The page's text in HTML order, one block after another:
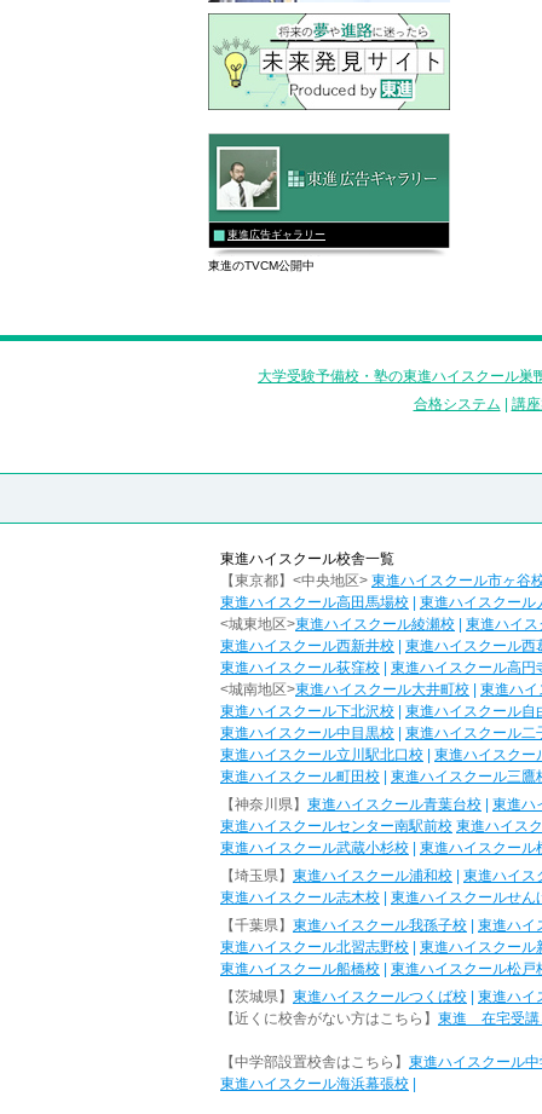
東進広告ギャラリー
東進のTVCM公開中
大学受験予備校・塾の東進ハイスクール巣
合格システム
講
東進ハイスクール校舎一覧
【東京都】<中央地区> 東進ハイスクール市ヶ谷
東進ハイスクール高田馬場校
東進ハイスクール
<城東地区>東進ハイスクール綾瀬校
東進ハイ
東進ハイスクール西新井校
東進ハイスクール西
東進ハイスクール荻窪校
東進ハイスクール高円
<城南地区>東進ハイスクール大井町校
東進ハイ
東進ハイスクール下北沢校
東進ハイスクール自
東進ハイスクール中目黒校
東進ハイスクール二
東進ハイスクール立川駅北口校
東進ハイスクー
東進ハイスクール町田校
東進ハイスクール三鷹
【神奈川県】 東進ハイスクール青葉台校
東進ハ
東進ハイスクールセンター南駅前校 東進ハイス
東進ハイスクール武蔵小杉校
東進ハイスクール
【埼玉県】 東進ハイスクール浦和校
東進ハイス
東進ハイスクール志木校
東進ハイスクールせん
【千葉県】 東進ハイスクール我孫子校
東進ハイ
東進ハイスクール北習志野校
東進ハイスクール
東進ハイスクール船橋校
東進ハイスクール松戸
【茨城県】 東進ハイスクールつくば校
東進ハイ
【近くに校舎がない方はこちら】 東進 在宅受講
【中学部設置校舎はこちら】 東進ハイスクール
東進ハイスクール海浜幕張校